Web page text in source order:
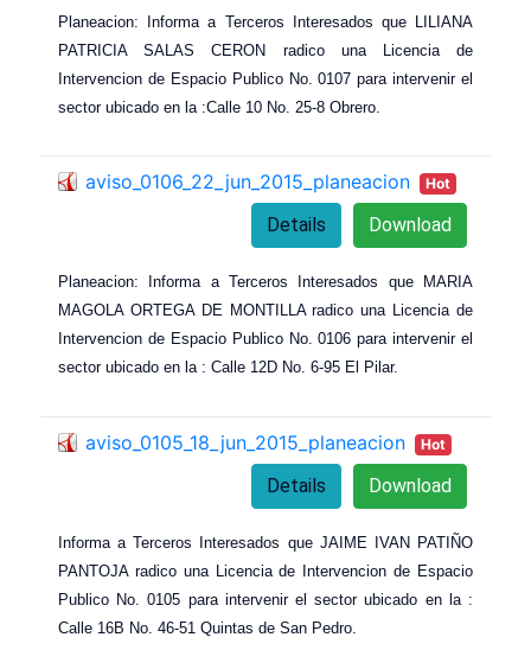
Planeacion: Informa a Terceros Interesados que LILIANA
PATRICIA SALAS CERON radico una Licencia de
Intervencion de Espacio Publico No. 0107 para intervenir el
sector ubicado en la :Calle 10 No. 25-8 Obrero.
aviso_0106_22_jun_2015_planeacion Hot
Download
Details
Planeacion: Informa a Terceros Interesados que MARIA
MAGOLA ORTEGA DE MONTILLA radico una Licencia de
Intervencion de Espacio Publico No. 0106 para intervenir el
sector ubicado en la : Calle 12D No. 6-95 El Pilar.
aviso_0105_18_jun_2015_planeacion Hot
Download
Details
Informa a Terceros Interesados que JAIME IVAN PATIÑO
PANTOJA radico una Licencia de Intervencion de Espacio
Publico No. 0105 para intervenir el sector ubicado en la :
Calle 16B No. 46-51 Quintas de San Pedro.